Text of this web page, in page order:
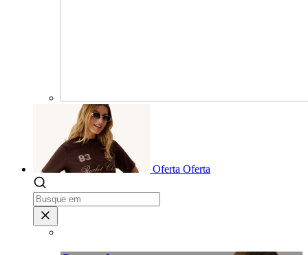
Oferta Oferta